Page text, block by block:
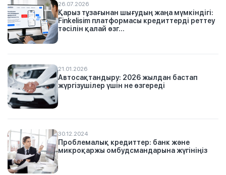
26.07.2026
Қарыз тұзағынан шығудың жаңа мүмкіндігі:
Finkelisim платформасы кредиттерді реттеу
тәсілін қалай өзг...
21.01.2026
Автосақтандыру: 2026 жылдан бастап
жүргізушілер үшін не өзгереді
30.12.2024
Проблемалық кредиттер: банк және
микроқаржы омбудсмандарына жүгініңіз